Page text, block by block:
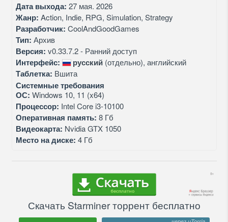
Дата выхода: 27 мая. 2026
Жанр: Action, Indie, RPG, Simulation, Strategy
Разработчик: CoolAndGoodGames
Тип: Архив
Версия: v0.33.7.2 - Ранний доступ
Интерфейс: русский(отдельно), английский
Таблетка: Вшита
Системные требования
ОС: Windows 10, 11 (x64)
Процессор: Intel Core i3-10100
Оперативная память: 8 Гб
Видеокарта: Nvidia GTX 1050
Место на диске: 4 Гб
Скачать Starminer торрент бесплатно